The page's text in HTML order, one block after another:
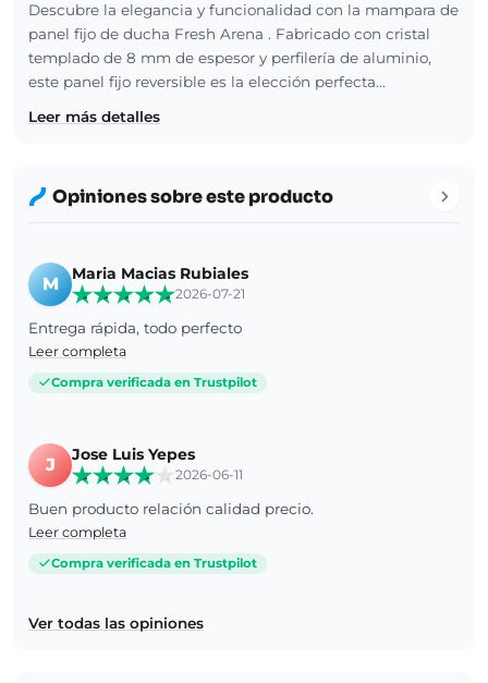
Descubre la elegancia y funcionalidad con la mampara de
panel fijo de ducha Fresh Arena . Fabricado con cristal
templado de 8 mm de espesor y perfilería de aluminio,
este panel fijo reversible es la elección perfecta…
Leer más detalles
Opiniones sobre este producto
M
Maria Macias Rubiales
2026-07-21
Entrega rápida, todo perfecto
Leer completa
Compra verificada en Trustpilot
J
Jose Luis Yepes
2026-06-11
Buen producto relación calidad precio.
Leer completa
Compra verificada en Trustpilot
Ver todas las opiniones